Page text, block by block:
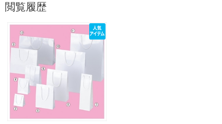
閲覧履歴